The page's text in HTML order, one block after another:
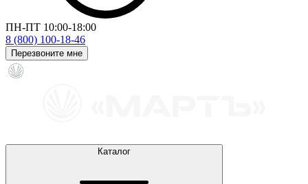
ПН-ПТ 10:00-18:00
8 (800) 100-18-46
Перезвоните мне
Каталог